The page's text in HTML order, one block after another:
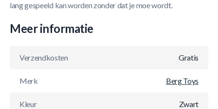
lang gespeeld kan worden zonder dat je moe wordt.
Meer informatie
Verzendkosten Gratis
Merk Berg Toys
Kleur Zwart